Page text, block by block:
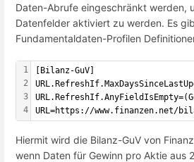
Daten-Abrufe eingeschränkt werden,
Datenfelder aktiviert zu werden. Es
Fundamentaldaten-Profilen
1
2
3
4
[Bilanz-GuV]
URL=https://www.finanzen.net/
Hiermit wird die Bilanz-GuV von
wenn Daten für Gewinn pro Aktie aus